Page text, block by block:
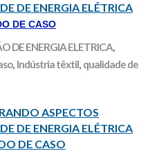
DE ENERGIA ELÉTRICA
DE CASO
DE ENERGIA ELETRICA,
, Indústria têxtil, qualidade de
ASPECTOS
DE ENERGIA ELÉTRICA
DE CASO